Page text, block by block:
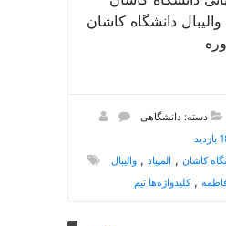
دانشگاه کاشان
دسته: دانشگاهی
کاشان , المپیاد ,والیبال
,کلیدواژه‌ها تیم